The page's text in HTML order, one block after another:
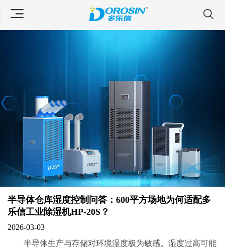
半导体仓库湿度控制问答：600平方场地为何适配多
乐信工业除湿机HP-20S？
2026-03-03
半导体生产与存储对环境湿度极为敏感。湿度过高可能